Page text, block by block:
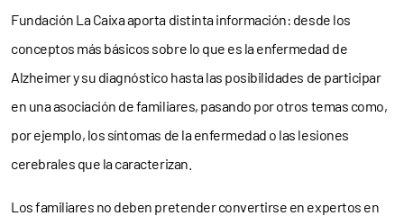
Fundación La Caixa aporta distinta información: desde los
conceptos más básicos sobre lo que es la enfermedad de
Alzheimer y su diagnóstico hasta las posibilidades de participar
en una asociación de familiares, pasando por otros temas como,
por ejemplo, los síntomas de la enfermedad o las lesiones
cerebrales que la caracterizan.
Los familiares no deben pretender convertirse en expertos en